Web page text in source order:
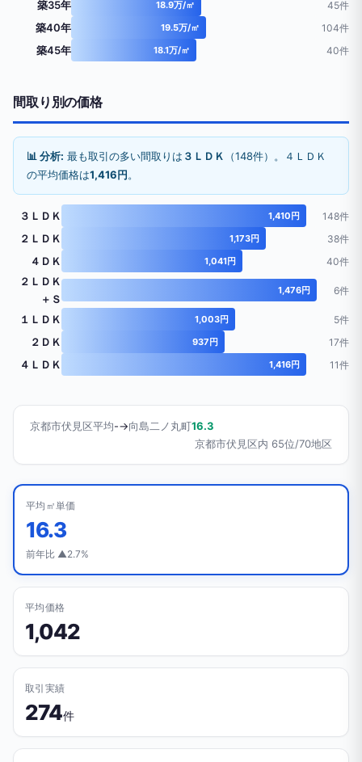
築35年 18.9万/㎡ 45件
築40年 19.5万/㎡ 104件
築45年 18.1万/㎡ 40件
間取り別の価格
📊 分析: 最も取引の多い間取りは ３ＬＤＫ
（148件）。４ＬＤＫ
の平均価格は1,416円。
３ＬＤＫ 1,410円 148件
２ＬＤＫ 1,173円 38件
４ＤＫ 1,041円 40件
２ＬＤＫ
＋Ｓ
1,476円 6件
１ＬＤＫ 1,003円 5件
２ＤＫ 937円 17件
４ＬＤＫ 1,416円 11件
京都市伏見区平均-→向島二ノ丸町16.3
京都市伏見区内 65位/70地区
平均㎡単価
16.3
前年比 ▲2.7%
平均価格
1,042
取引実績
274件